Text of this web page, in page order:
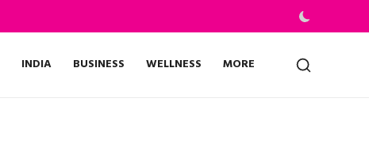
INDIA BUSINESS WELLNESS MORE